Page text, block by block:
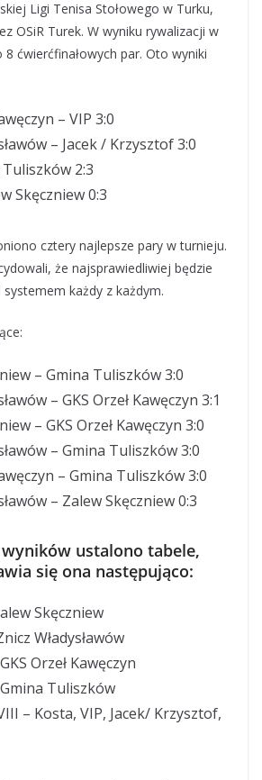
Ligi Tenisa Stołowego w Turku,
OSiR Turek. W wyniku rywalizacji w
8 ćwierćfinałowych par. Oto wyniki
– VIP 3:0
– Jacek / Krzysztof 3:0
2:3
Skęczniew 0:3
cztery najlepsze pary w turnieju.
że najsprawiedliwiej będzie
każdy z każdym.
– Gmina Tuliszków 3:0
– GKS Orzeł Kawęczyn 3:1
– GKS Orzeł Kawęczyn 3:0
– Gmina Tuliszków 3:0
– Gmina Tuliszków 3:0
– Zalew Skęczniew 0:3
ustalono tabele,
się ona następująco:
Skęczniew
Władysławów
Orzeł Kawęczyn
Tuliszków
– Kosta, VIP, Jacek/ Krzysztof,